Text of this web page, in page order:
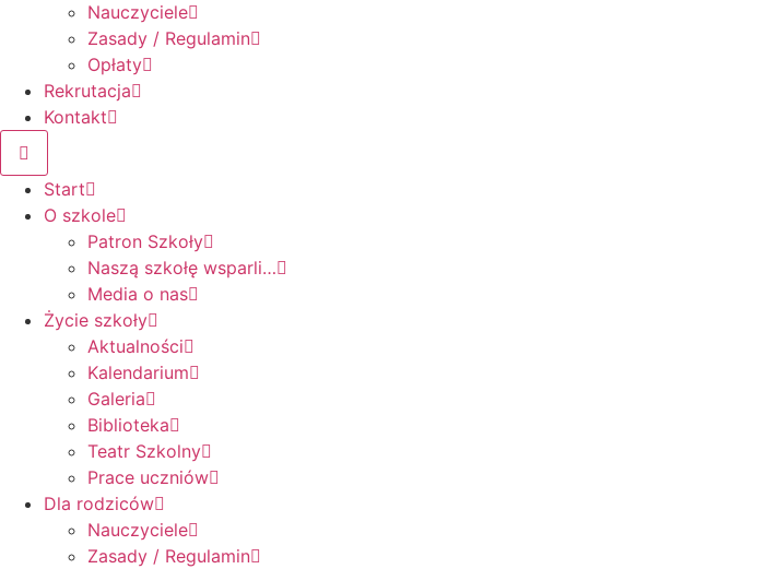
Nauczyciele
Zasady / Regulamin
Opłaty
Rekrutacja
Kontakt
Start
O szkole
Patron Szkoły
Naszą szkołę wsparli…
Media o nas
Życie szkoły
Aktualności
Kalendarium
Galeria
Biblioteka
Teatr Szkolny
Prace uczniów
Dla rodziców
Nauczyciele
Zasady / Regulamin